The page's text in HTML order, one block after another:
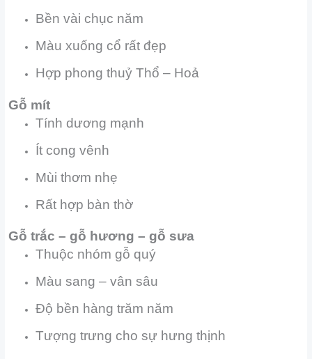
Bền vài chục năm
Màu xuống cổ rất đẹp
Hợp phong thuỷ Thổ – Hoả
Gỗ mít
Tính dương mạnh
Ít cong vênh
Mùi thơm nhẹ
Rất hợp bàn thờ
Gỗ trắc – gỗ hương – gỗ sưa
Thuộc nhóm gỗ quý
Màu sang – vân sâu
Độ bền hàng trăm năm
Tượng trưng cho sự hưng thịnh